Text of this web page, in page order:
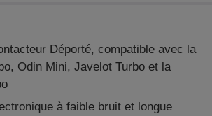
Déporté, compatible avec la
Odin Mini, Javelot Turbo et la
à faible bruit et longue